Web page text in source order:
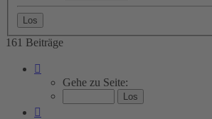
161 Beiträge
von
Gehe zu Seite: